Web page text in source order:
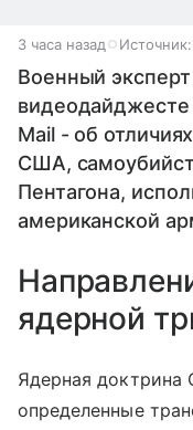
3 часа назад Источник:
Военный
Mail - об
США,
Пентагона,
американской
ядерной
Ядерная доктрина
определенные